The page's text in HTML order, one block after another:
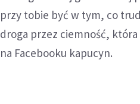
przy tobie być w tym, co
droga przez ciemność,
na Facebooku kapucyn.